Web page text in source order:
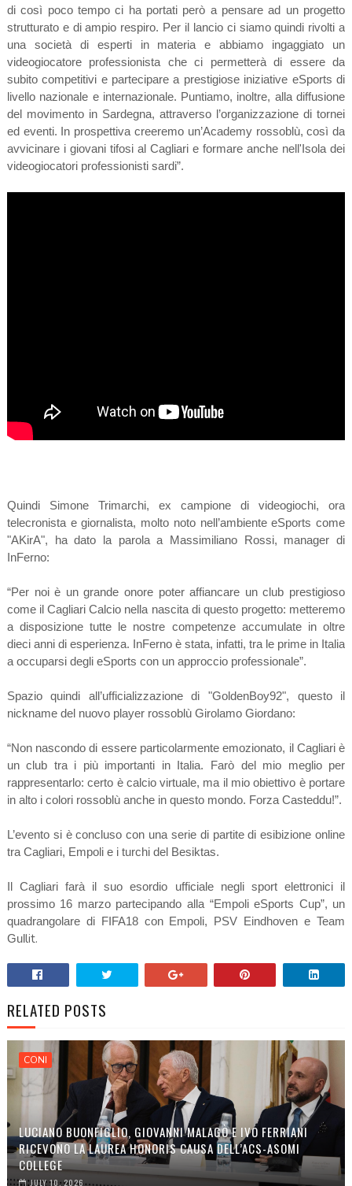
di così poco tempo ci ha portati però a pensare ad un progetto
strutturato e di ampio respiro. Per il lancio ci siamo quindi rivolti a
una società di esperti in materia e abbiamo ingaggiato un
videogiocatore professionista che ci permetterà di essere da
subito competitivi e partecipare a prestigiose iniziative eSports di
livello nazionale e internazionale. Puntiamo, inoltre, alla diffusione
del movimento in Sardegna, attraverso l’organizzazione di tornei
ed eventi. In prospettiva creeremo un’Academy rossoblù, così da
avvicinare i giovani tifosi al Cagliari e formare anche nell'Isola dei
videogiocatori professionisti sardi”.
Quindi Simone Trimarchi, ex campione di videogiochi, ora
telecronista e giornalista, molto noto nell’ambiente eSports come
"AKirA", ha dato la parola a Massimiliano Rossi, manager di
InFerno:
“Per noi è un grande onore poter affiancare un club prestigioso
come il Cagliari Calcio nella nascita di questo progetto: metteremo
a disposizione tutte le nostre competenze accumulate in oltre
dieci anni di esperienza. InFerno è stata, infatti, tra le prime in Italia
a occuparsi degli eSports con un approccio professionale”.
Spazio quindi all’ufficializzazione di "GoldenBoy92", questo il
nickname del nuovo player rossoblù Girolamo Giordano:
“Non nascondo di essere particolarmente emozionato, il Cagliari è
un club tra i più importanti in Italia. Farò del mio meglio per
rappresentarlo: certo è calcio virtuale, ma il mio obiettivo è portare
in alto i colori rossoblù anche in questo mondo. Forza Casteddu!”.
L’evento si è concluso con una serie di partite di esibizione online
tra Cagliari, Empoli e i turchi del Besiktas.
Il Cagliari farà il suo esordio ufficiale negli sport elettronici il
prossimo 16 marzo partecipando alla “Empoli eSports Cup”, un
quadrangolare di FIFA18 con Empoli, PSV Eindhoven e Team
Gullit.
RELATED POSTS
CONI
LUCIANO BUONFIGLIO, GIOVANNI MALAGÒ E IVO FERRIANI
RICEVONO LA LAUREA HONORIS CAUSA DELL’ACS-ASOMI
COLLEGE
JULY 10, 2026